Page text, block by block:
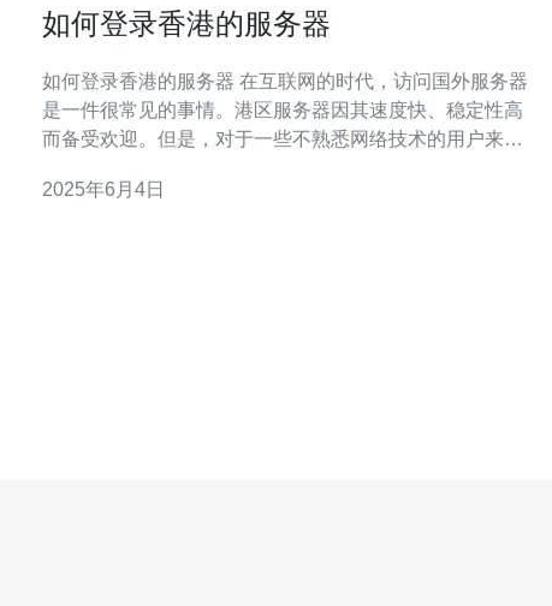
如何登录香港的服务器
如何登录香港的服务器 在互联网的时代，访问国外服务器
是一件很常见的事情。港区服务器因其速度快、稳定性高
而备受欢迎。但是，对于一些不熟悉网络技术的用户来
介绍如何登录香港的服务器。 要登录香港的服务器，首先
2025年6月4日